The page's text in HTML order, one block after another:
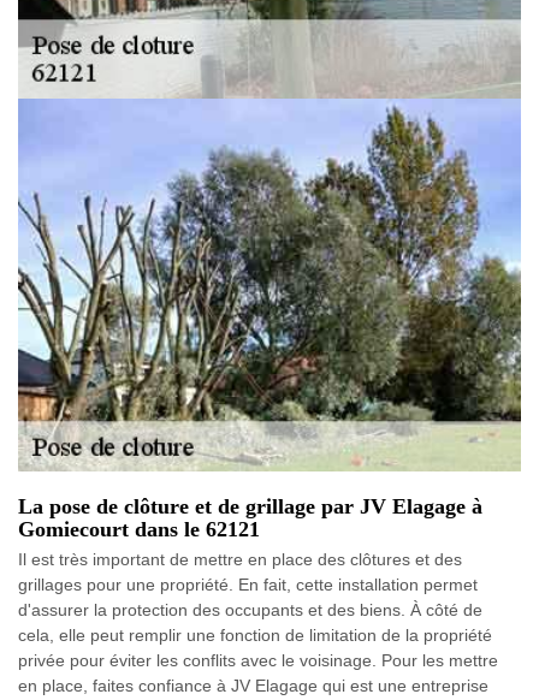
La pose de clôture et de grillage par JV Elagage à
Gomiecourt dans le 62121
Il est très important de mettre en place des clôtures et des
grillages pour une propriété. En fait, cette installation permet
d'assurer la protection des occupants et des biens. À côté de
cela, elle peut remplir une fonction de limitation de la propriété
privée pour éviter les conflits avec le voisinage. Pour les mettre
en place, faites confiance à JV Elagage qui est une entreprise